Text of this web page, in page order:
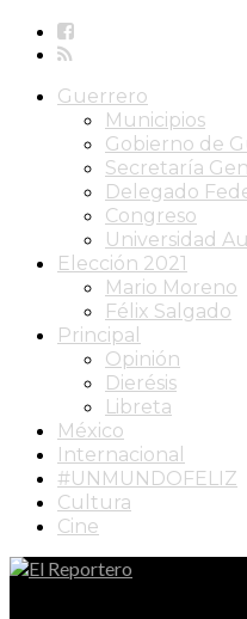
Guerrero
Municipios
Gobierno de
Secretaría
Delegado
Congreso
Universidad
Elección 2021
Mario Moreno
Félix Salgado
Principal
Opinión
Dierésis
Libreta
México
Internacional
#UNMUNDOFELIZ
Cultura
Cine